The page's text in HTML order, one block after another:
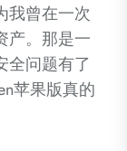
我曾在一次
产。那是一
全问题有了
苹果版真的